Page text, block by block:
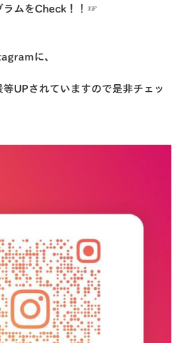
ラムをCheck！！☞
に、
UPされていますので是非チェッ